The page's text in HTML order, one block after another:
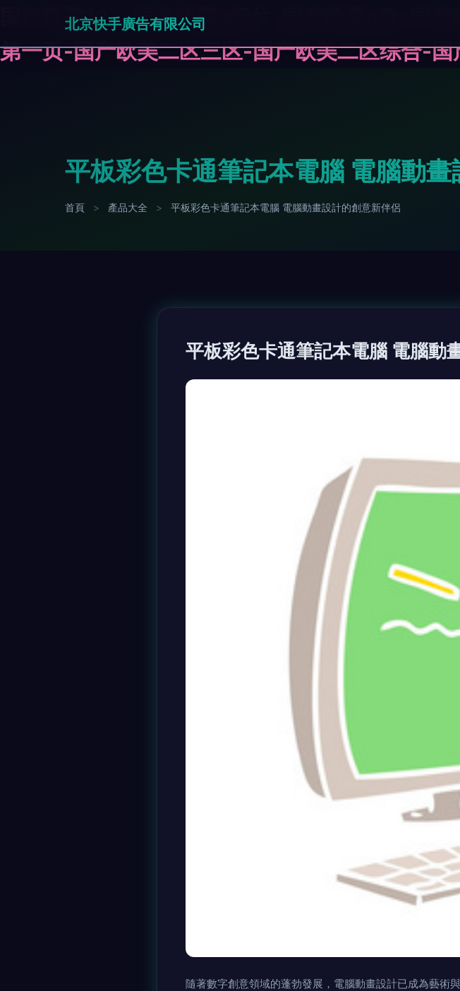
国产欧美123-国产欧美a级片-国产欧美a欧-国
第一页-国产欧美二区三区-国产欧美二区综合-国
北京快手廣告有限公司
平板彩色卡通筆記本電腦 電腦動
首頁 > 產品大全 > 平板彩色卡通筆記本電腦 電腦動畫設計的創意新伴侶
平板彩色卡通筆記本電腦 電腦動
隨著數字創意領域的蓬勃發展，電腦動畫設計已成為藝術